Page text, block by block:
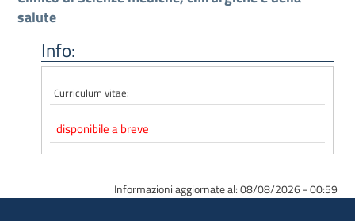
salute
Info:
Curriculum vitae:
disponibile a breve
Informazioni aggiornate al: 08/08/2026 - 00:59